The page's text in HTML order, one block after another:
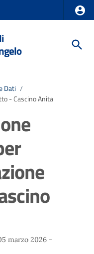
Dati /
- Cascino Anita
marzo 2026 -